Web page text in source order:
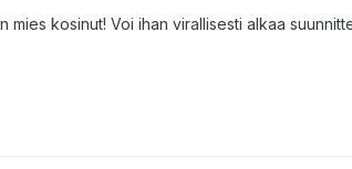
mies kosinut! Voi ihan virallisesti alkaa